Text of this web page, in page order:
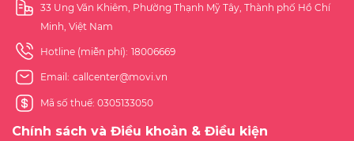
33 Ung Văn Khiêm, Phường Thạnh Mỹ Tây, Thành phố Hồ Chí
Minh, Việt Nam
Hotline (miễn phí): 18006669
Email: callcenter@movi.vn
Mã số thuế: 0305133050
Chính sách và Điều khoản & Điều kiện